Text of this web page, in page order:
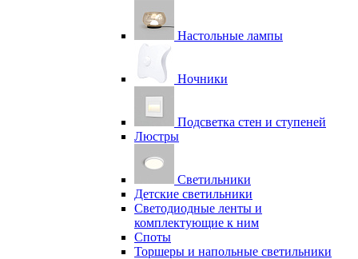
Настольные лампы
Ночники
Подсветка стен и ступеней
Люстры
Светильники
Детские светильники
Светодиодные ленты и
комплектующие к ним
Споты
Торшеры и напольные светильники